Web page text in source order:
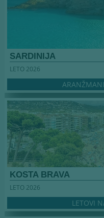
SARDINIJA
LETO 2026
KOSTA BRAVA
LETO 2026
LETOVI